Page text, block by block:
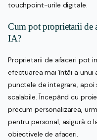
touchpoint-urile digitale.
Cum pot proprietarii de
IA?
Proprietarii de afaceri pot
efectuarea mai întâi a
punctele de integrare,
scalabile. Începând cu
precum personalizarea,
pentru personal, asigură o
obiectivele de afaceri.